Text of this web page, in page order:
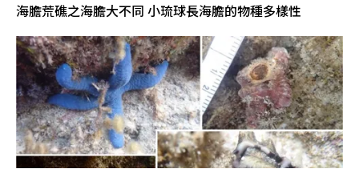
海膽荒礁之海膽大不同 小琉球長海膽的物種多樣性